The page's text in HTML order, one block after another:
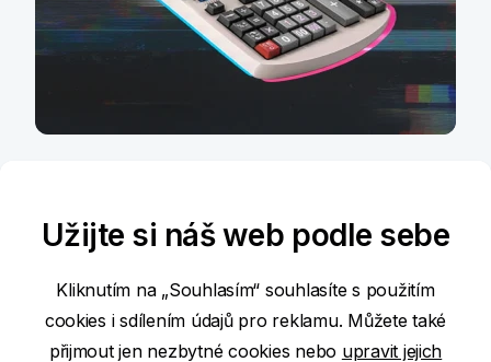
Bali, nebo jen do
sámošky?
Více informací
Podmínky používání internetových stránek
Užijte si náš web podle sebe
Kliknutím na „Souhlasím“ souhlasíte s použitím
cookies i sdílením údajů pro reklamu. Můžete také
přijmout jen nezbytné cookies nebo upravit jejich